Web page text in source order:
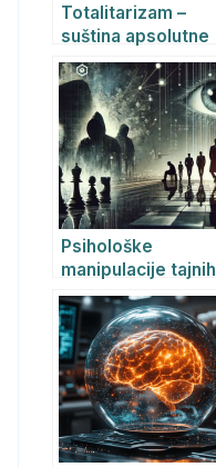
Totalitarizam –
suština apsolutne
dominacije
Psihološke
manipulacije tajnih
službi: metode,
ciljevi i posledice